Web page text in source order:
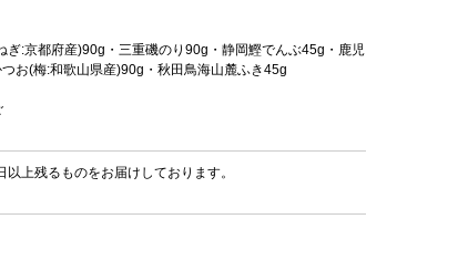
ぎ:京都府産)90g・三重磯のり90g・静岡鰹でんぶ45g・鹿児
お(梅:和歌山県産)90g・秋田鳥海山麓ふき45g
上残るものをお届けしております。